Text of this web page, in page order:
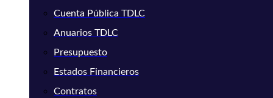
Cuenta Pública TDLC
Anuarios TDLC
Presupuesto
Estados Financieros
Contratos